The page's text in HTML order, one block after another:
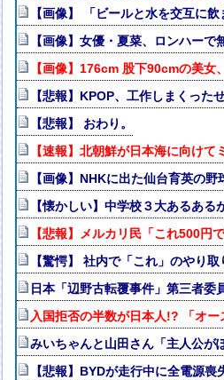
【画像】 「ビールと水を交互に
【画像】女優・夏菜、ロンハーで
【画像】176cm 股下90cmの美
【悲報】KPOP、工作しまくっ
【悲報】 おわり。
【速報】北朝鮮が日本海に向けて
【画像】NHKに出た仙台育英の
【懐かしい】中学校３大あるある
【悲報】メルカリ民「これ500円
【驚愕】 社内で「これ」のやり
日本「辺野古転覆事件」第三者
入国拒否の半数が日本人!? 「オ
みいちゃんと山田さん「主人公
【悲報】BYDが走行中に全電源